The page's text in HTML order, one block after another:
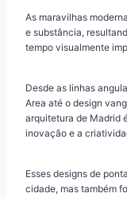
As maravilhas
e substância,
tempo visualmente
Desde as linhas
Area até o design
arquitetura de Madrid
inovação e a
Esses designs de
cidade, mas também